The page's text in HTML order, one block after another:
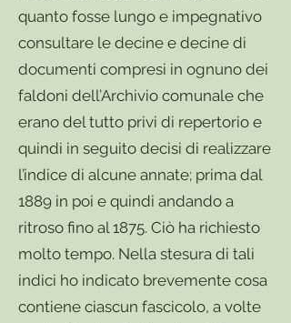
quanto fosse lungo e impegnativo
consultare le decine e decine di
documenti compresi in ognuno dei
faldoni dell’Archivio comunale che
erano del tutto privi di repertorio e
quindi in seguito decisi di realizzare
l’indice di alcune annate; prima dal
1889 in poi e quindi andando a
ritroso fino al 1875. Ciò ha richiesto
molto tempo. Nella stesura di tali
indici ho indicato brevemente cosa
contiene ciascun fascicolo, a volte